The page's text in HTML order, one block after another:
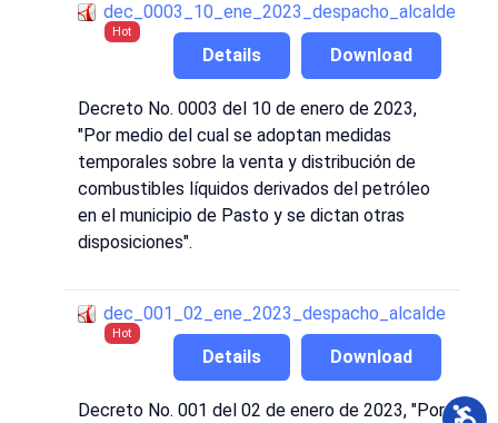
dec_0003_10_ene_2023_despacho_alcalde
Hot
Download
Details
Decreto No. 0003 del 10 de enero de 2023,
"Por medio del cual se adoptan medidas
temporales sobre la venta y distribución de
combustibles líquidos derivados del petróleo
en el municipio de Pasto y se dictan otras
disposiciones".
dec_001_02_ene_2023_despacho_alcalde
Hot
Download
Details
Decreto No. 001 del 02 de enero de 2023, "Por